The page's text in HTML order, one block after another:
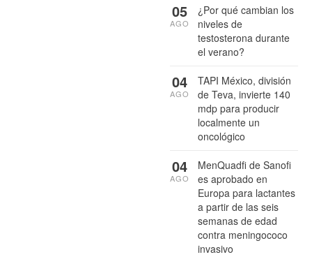
¿Por qué cambian los
niveles de
testosterona durante
el verano?
05
AGO
TAPI México, división
de Teva, invierte 140
mdp para producir
localmente un
oncológico
04
AGO
MenQuadfi de Sanofi
es aprobado en
Europa para lactantes
a partir de las seis
semanas de edad
contra meningococo
invasivo
04
AGO